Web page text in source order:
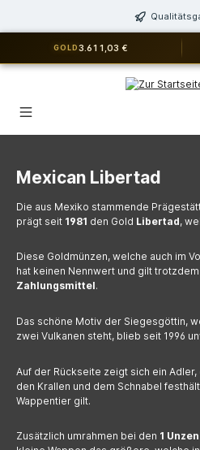
GOLD 3.611,03 €
Mexican Libertad
Die aus Mexiko stammende
prägt seit 1981 den Gold Libertad,
Diese Goldmünzen, welche auch im
hat keinen Nennwert und gilt
Zahlungsmittel.
Das schöne Motiv der Siegesgöttin,
zwei Vulkanen steht, blieb seit 1996
Auf der Rückseite zeigt sich ein
den Krallen und dem Schnabel
Wappentier gilt.
Zusätzlich umrahmen bei den 1